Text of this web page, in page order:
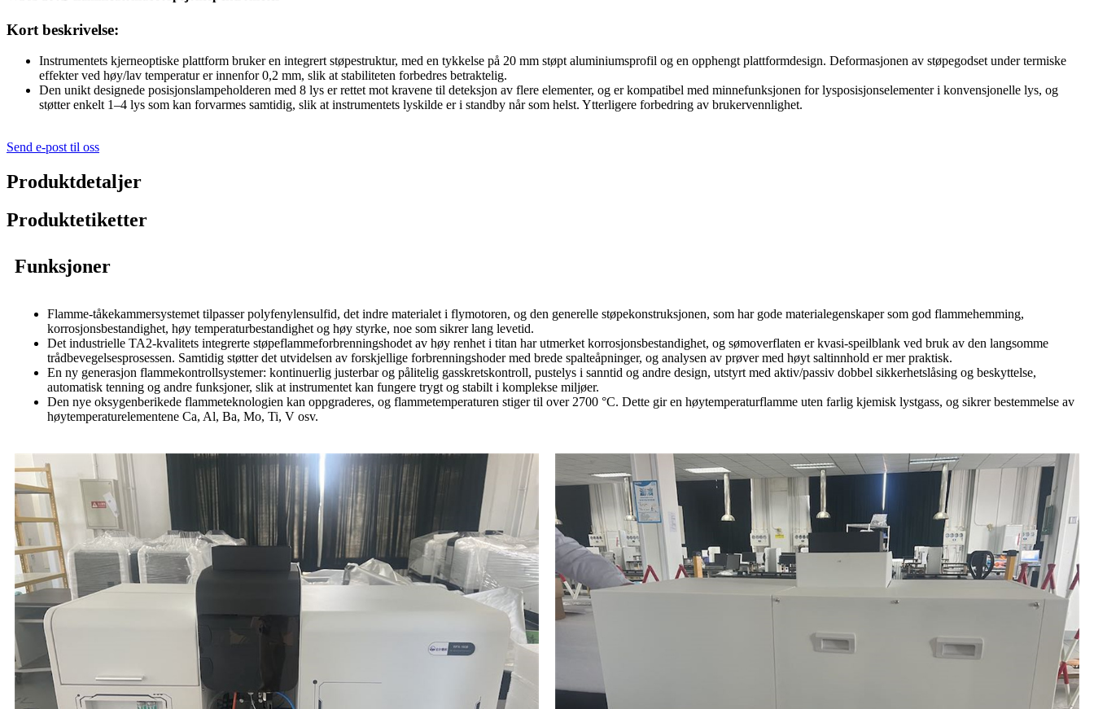
Kort beskrivelse:
Instrumentets kjerneoptiske plattform bruker en integrert støpestruktur, med en tykkelse på 20 mm støpt aluminiumsprofil og en opphengt plattformdesign. Deformasjonen av støpegodset under termiske
effekter ved høy/lav temperatur er innenfor 0,2 mm, slik at stabiliteten forbedres betraktelig.
Den unikt designede posisjonslampeholderen med 8 lys er rettet mot kravene til deteksjon av flere elementer, og er kompatibel med minnefunksjonen for lysposisjonselementer i konvensjonelle lys, og
støtter enkelt 1–4 lys som kan forvarmes samtidig, slik at instrumentets lyskilde er i standby når som helst. Ytterligere forbedring av brukervennlighet.
Send e-post til oss
Produktdetaljer
Produktetiketter
Funksjoner
Flamme-tåkekammersystemet tilpasser polyfenylensulfid, det indre materialet i flymotoren, og den generelle støpekonstruksjonen, som har gode materialegenskaper som god flammehemming,
korrosjonsbestandighet, høy temperaturbestandighet og høy styrke, noe som sikrer lang levetid.
Det industrielle TA2-kvalitets integrerte støpeflammeforbrenningshodet av høy renhet i titan har utmerket korrosjonsbestandighet, og sømoverflaten er kvasi-speilblank ved bruk av den langsomme
trådbevegelsesprosessen. Samtidig støtter det utvidelsen av forskjellige forbrenningshoder med brede spalteåpninger, og analysen av prøver med høyt saltinnhold er mer praktisk.
En ny generasjon flammekontrollsystemer: kontinuerlig justerbar og pålitelig gasskretskontroll, pustelys i sanntid og andre design, utstyrt med aktiv/passiv dobbel sikkerhetslåsing og beskyttelse,
automatisk tenning og andre funksjoner, slik at instrumentet kan fungere trygt og stabilt i komplekse miljøer.
Den nye oksygenberikede flammeteknologien kan oppgraderes, og flammetemperaturen stiger til over 2700 °C. Dette gir en høytemperaturflamme uten farlig kjemisk lystgass, og sikrer bestemmelse av
høytemperaturelementene Ca, Al, Ba, Mo, Ti, V osv.